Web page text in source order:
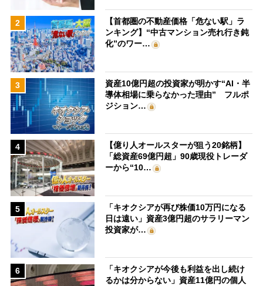
2
【首都圏の不動産価格「危ない駅」ラ
ンキング】“中古マンション売れ行き鈍
化”のワー…
3
資産10億円超の投資家が明かす“AI・半
導体相場に乗らなかった理由” フルポ
ジション…
4
【億り人オールスターが狙う20銘柄】
「総資産69億円超」90歳現役トレーダ
ーから“10…
5
「キオクシアが再び株価10万円になる
日は遠い」資産3億円超のサラリーマン
投資家が…
6
「キオクシアが今後も利益を出し続け
るかは分からない」資産11億円の個人